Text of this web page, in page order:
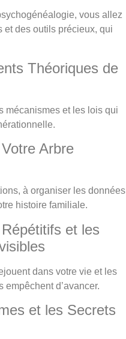
vous allez
et des outils précieux, qui
Théoriques de
mécanismes et les lois qui
Arbre
à organiser les données
histoire familiale.
et les
dans votre vie et les
d’avancer.
et les Secrets